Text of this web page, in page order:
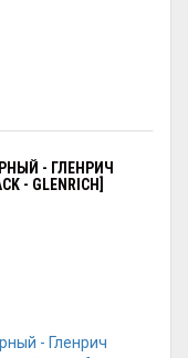
- ГЛЕНРИЧ
- GLENRICH]